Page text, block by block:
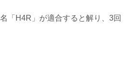
「H4R」が適合すると解り、3回